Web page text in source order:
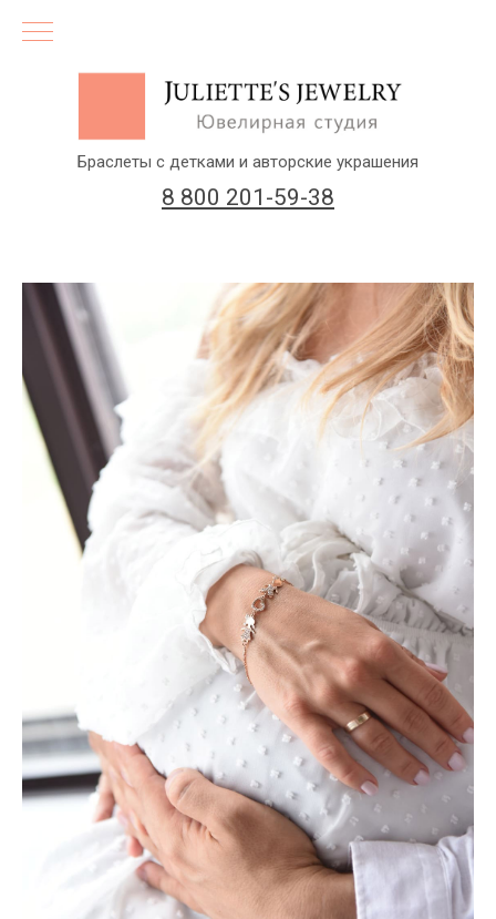
Заказать звонок
8 800 201-59-38
(бесплатный звонок по России)
Браслеты с детками и авторские украшения